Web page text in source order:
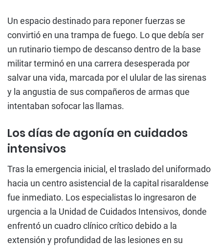
Un espacio destinado para reponer fuerzas se
convirtió en una trampa de fuego. Lo que debía ser
un rutinario tiempo de descanso dentro de la base
militar terminó en una carrera desesperada por
salvar una vida, marcada por el ulular de las sirenas
y la angustia de sus compañeros de armas que
intentaban sofocar las llamas.
Los días de agonía en cuidados
intensivos
Tras la emergencia inicial, el traslado del uniformado
hacia un centro asistencial de la capital risaraldense
fue inmediato. Los especialistas lo ingresaron de
urgencia a la Unidad de Cuidados Intensivos, donde
enfrentó un cuadro clínico crítico debido a la
extensión y profundidad de las lesiones en su